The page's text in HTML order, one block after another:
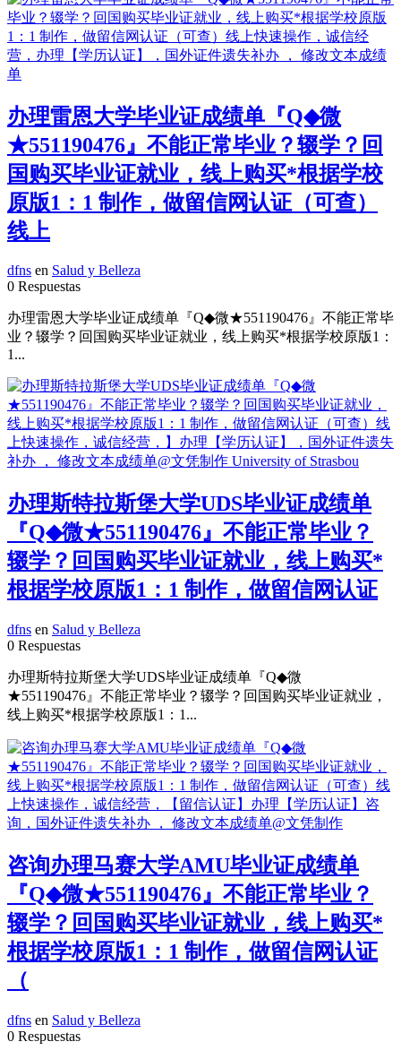
办理雷恩大学毕业证成绩单『Q◆微
★551190476』不能正常毕业？辍学？回
国购买毕业证就业，线上购买*根据学校
原版1：1 制作，做留信网认证（可查）
线上
dfns en Salud y Belleza
0 Respuestas
办理雷恩大学毕业证成绩单『Q◆微★551190476』不能正常毕
业？辍学？回国购买毕业证就业，线上购买*根据学校原版1：
1...
办理斯特拉斯堡大学UDS毕业证成绩单
『Q◆微★551190476』不能正常毕业？
辍学？回国购买毕业证就业，线上购买*
根据学校原版1：1 制作，做留信网认证
dfns en Salud y Belleza
0 Respuestas
办理斯特拉斯堡大学UDS毕业证成绩单『Q◆微
★551190476』不能正常毕业？辍学？回国购买毕业证就业，
线上购买*根据学校原版1：1...
咨询办理马赛大学AMU毕业证成绩单
『Q◆微★551190476』不能正常毕业？
辍学？回国购买毕业证就业，线上购买*
根据学校原版1：1 制作，做留信网认证
（
dfns en Salud y Belleza
0 Respuestas